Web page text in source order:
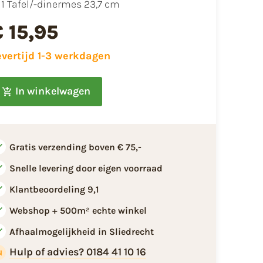
1 Tafel/-dinermes 23,7 cm
15,95
1-3 werkdagen
In winkelwagen
Gratis verzending boven € 75,-
Snelle levering door eigen voorraad
Klantbeoordeling 9,1
Webshop + 500m² echte winkel
Afhaalmogelijkheid in Sliedrecht
Hulp of advies? 0184 41 10 16